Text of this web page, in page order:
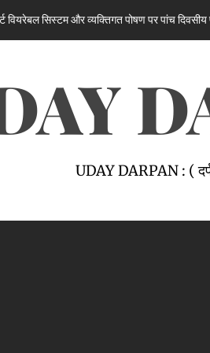
पोषण पर पांच दिवसीय पाठ्यक्रम आयोजित
UDAY DARPAN : (